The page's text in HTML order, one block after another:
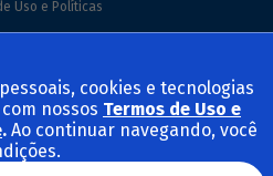
Uso e Políticas
cookies e tecnologias
nossos Termos de Uso e
. Ao continuar navegando, você